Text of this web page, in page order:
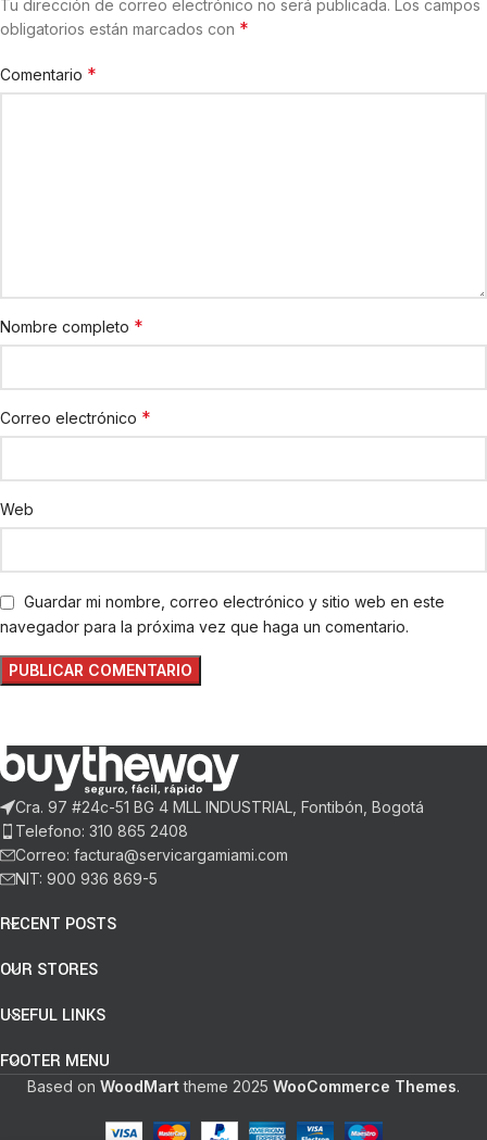
Tu dirección de correo electrónico no será publicada. Los campos
obligatorios están marcados con *
Comentario *
Nombre completo *
Correo electrónico *
Web
Guardar mi nombre, correo electrónico y sitio web en este
navegador para la próxima vez que haga un comentario.
Cra. 97 #24c-51 BG 4 MLL INDUSTRIAL, Fontibón, Bogotá
Telefono: 310 865 2408
Correo: factura@servicargamiami.com
NIT: 900 936 869-5
RECENT POSTS
OUR STORES
USEFUL LINKS
FOOTER MENU
Based on WoodMarttheme 2025 WooCommerce Themes.